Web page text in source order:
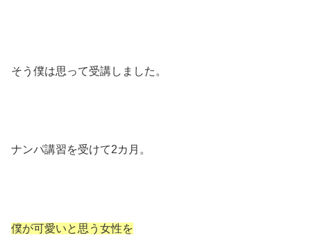
そう僕は思って受講しました。
ナンパ講習を受けて2カ月。
僕が可愛いと思う女性を